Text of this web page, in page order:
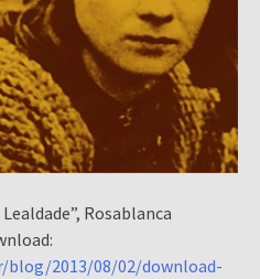
Rosablanca
2013/08/02/download-